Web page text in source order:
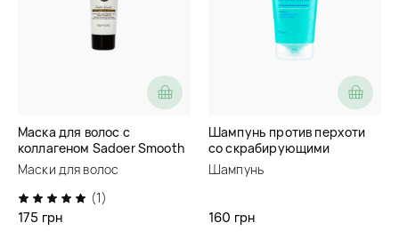
Маска для волос с
коллагеном Sadoer Smooth
Hair Collagen Nourish Repair
Hair Mask
Маски для волос
(1)
175 грн
Шампунь против перхоти
со скрабирующими
частицами Soika
Шампунь
160 грн